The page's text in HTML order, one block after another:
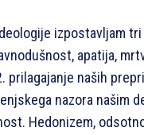
izpostavljam
apatija,
prilagajanje naših
nazora našim
Hedonizem,